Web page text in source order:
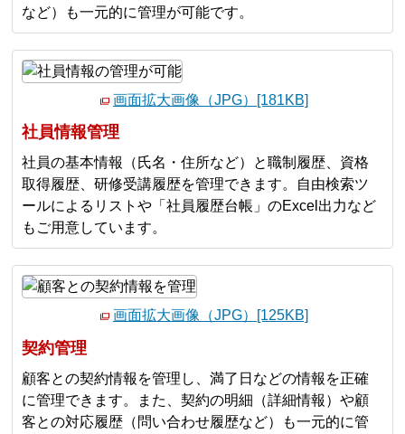
など）も一元的に管理が可能です。
画面拡大画像（JPG）[181KB]
社員情報管理
社員の基本情報（氏名・住所など）と職制履歴、資格
取得履歴、研修受講履歴を管理できます。自由検索ツ
ールによるリストや「社員履歴台帳」のExcel出力など
もご用意しています。
画面拡大画像（JPG）[125KB]
契約管理
顧客との契約情報を管理し、満了日などの情報を正確
に管理できます。また、契約の明細（詳細情報）や顧
客との対応履歴（問い合わせ履歴など）も一元的に管